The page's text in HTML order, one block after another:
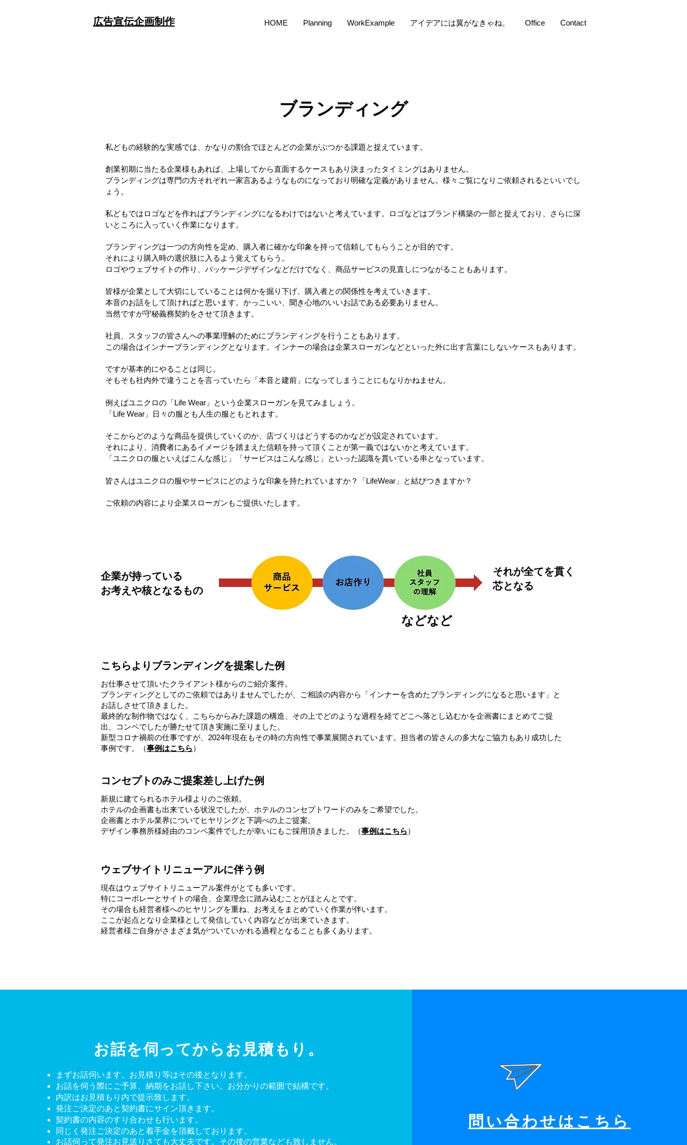
​広告宣伝企画制作 HOME Planning WorkExample アイデアには翼がなきゃね。 Office Contact
​ブランディング
私どもの経験的な実感では、かなりの割合でほとんどの企業がぶつかる課題と捉えています。
​創業初期に当たる企業様もあれば、上場してから直面するケースもあり決まったタイミングはありません。
ブランディングは専門の方それぞれ一家言あるようなものになっており明確な定義がありません。様々ご覧になりご依頼されるといいでし
ょう。
私どもではロゴなどを作ればブランディングになるわけではないと考えています。ロゴ​などはブランド構築の一部と捉えており、さらに深
いところに入っていく作業になります。
ブランディングは一つの方向性を定め、購入者に確かな印象を持って信頼してもらうことが目的です。
それにより購入時の選択肢に入るよう覚えてもらう。
ロゴやウェブサイトの作り、パッケージデザインなどだけでなく、商品サービスの見直しにつながることもあります。
皆様が企業として大切にしていることは何かを掘り下げ、購入者との関係性を考えていきます。
本音のお話をして頂ければと思います。 かっこいい、聞き心地のいいお話である必要ありません。
当然ですが守秘義務契約をさせて頂きます。
社員、スタッフの皆さんへの事業理解のためにブランディングを行うこともあります。
この場合はインナーブランディングとなります。インナーの場合は企業スローガンなどといった外に出す言葉にしないケースもあります。
ですが基本的にやることは同じ。
そもそも社内外で違うことを言っていたら「本音と建前」になってしまうことにもなりかねません。
例えばユニクロの「Life Wear」という企業スローガンを見てみましょう。
「Life Wear」日々の服とも人生の服ともとれます。
そこからどのような商品を提供していくのか、店づくりはどうするのかなどが設定されています。
それにより、消費者にあるイメージを踏まえた信頼を持って頂くことが第一義ではないかと考えています。
「ユニクロの服といえばこんな感じ」「サービスはこんな感じ」といった認識を貫いている串となっています。
皆さんはユニクロの服やサービスにどのような印象を持たれていますか？「LifeWear」と結びつきますか？
ご依頼の内容により企業スローガンもご提供いたします。
企業が持っている
お考えや核となるもの
などなど
​それが全てを貫く
芯となる
こちらよりブランディングを提案した例
お仕事させて頂いたクライアント様からのご紹介案件。
ブランディングとしてのご依頼ではありませんでしたが、ご相談の内容から「インナーを含めたブランディングになると思います」と
お話しさせて頂きました。
​最終的な制作物ではなく、こちらからみた課題の構造、その上でどのような過程を経てどこへ落とし込むかを企画書にまとめてご提
出、コンペでしたが勝たせて頂き実施に至りました。
​新型コロナ禍前の仕事ですが、2024年現在もその時の方向性で事業展開されています。担当者の皆さんの多大なご協力もあり成功した
事例です。（事例はこちら）
​コンセプトのみご提案差し上げた例
新規に建てられるホテル様よりのご依頼。
ホテルの企画書も出来ている状況でしたが、ホテルのコンセプトワードのみをご希望でした。
企画書とホテル業界についてヒヤリングと下調べの上ご提案。
​デザイン事務所様経由のコンペ案件でしたが幸いにもご採用頂きました。（事例はこちら）
ウェブサイトリニューアルに伴う例
現在はウェブサイトリニューアル案件がとても多いです。
特にコーポレーとサイトの場合、企業理念に踏み込むことがほとんとです。
その場合も経営者様へのヒヤリングを重ね、お考えをまとめていく作業が伴います。
ここが起点となり企業様として発信していく内容などが出来ていきます。
​経営者様ご自身がさまざま気がついていかれる過程となることも多くあります。
​お話を伺ってからお見積もり。
まずお話伺います。お見積り等はその後となります。
お話を伺う際にご予算、納期をお話し下さい。お分かりの範囲で結構です。
内訳はお見積もり内で提示致します。
発注ご決定のあと契約書にサイン頂きます。
契約書の内容のすり合わせも行います。
同じく発注ご決定のあと​着手金を頂戴しております。
お話伺って発注お見送りさても大丈夫です。その後の営業なども致しません。
問い合わせはこちら